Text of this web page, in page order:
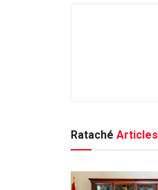
Rataché Articles